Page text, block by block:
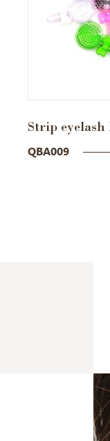
Strip eyelash
QBA009